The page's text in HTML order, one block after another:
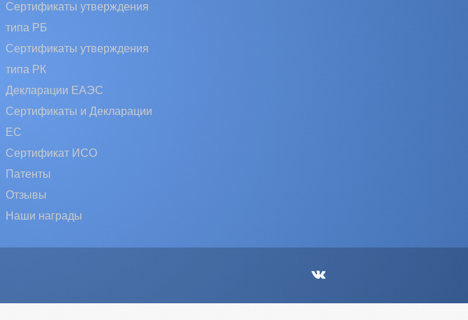
Сертификаты утверждения
типа РБ
Сертификаты утверждения
типа РК
Декларации ЕАЭС
Сертификаты и Декларации
EC
Сертификат ИСО
Патенты
Отзывы
Наши награды